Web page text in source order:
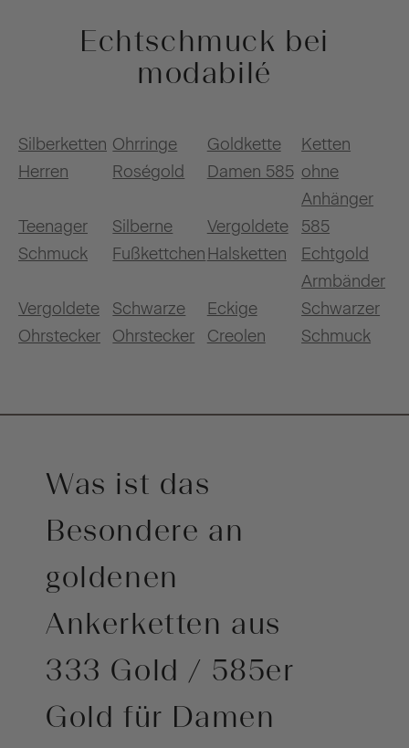
Echtschmuck bei
modabilé
Silberketten
Herren
Ohrringe
Roségold
Goldkette
Damen 585
Ketten
ohne
Anhänger
Teenager
Schmuck
Silberne
Fußkettchen
Vergoldete
Halsketten
585
Echtgold
Armbänder
Vergoldete
Ohrstecker
Schwarze
Ohrstecker
Eckige
Creolen
Schwarzer
Schmuck
Was ist das
Besondere an
goldenen
Ankerketten aus
333 Gold / 585er
Gold für Damen